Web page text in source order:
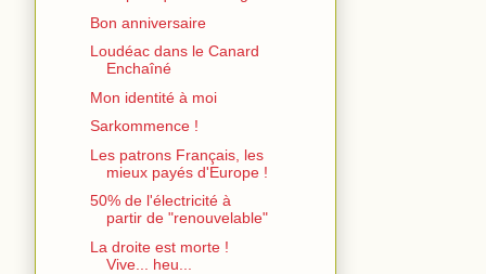
Bon anniversaire
Loudéac dans le Canard
Enchaîné
Mon identité à moi
Sarkommence !
Les patrons Français, les
mieux payés d'Europe !
50% de l'électricité à
partir de "renouvelable"
La droite est morte !
Vive... heu...